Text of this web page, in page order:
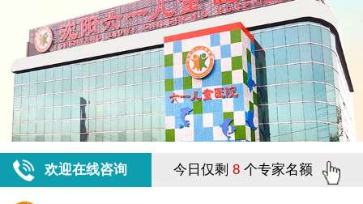
欢迎在线咨询 今日仅剩 8 个专家名额